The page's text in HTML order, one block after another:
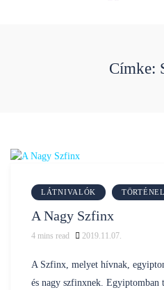
Címke:
LÁTNIVALÓK
A Nagy Szfinx
4 mins read
2019.11.07.
A Szfinx, melyet hívnak,
és nagy szfinxnek.